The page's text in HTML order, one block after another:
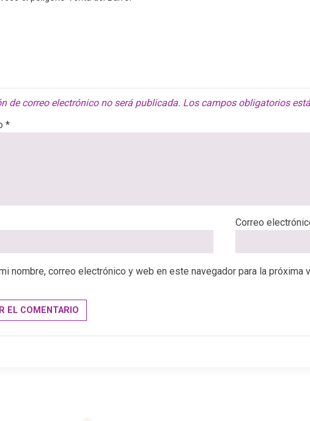
de correo electrónico no será publicada. Los campos obligatorios
*
Correo
nombre, correo electrónico y web en este navegador para la próxima